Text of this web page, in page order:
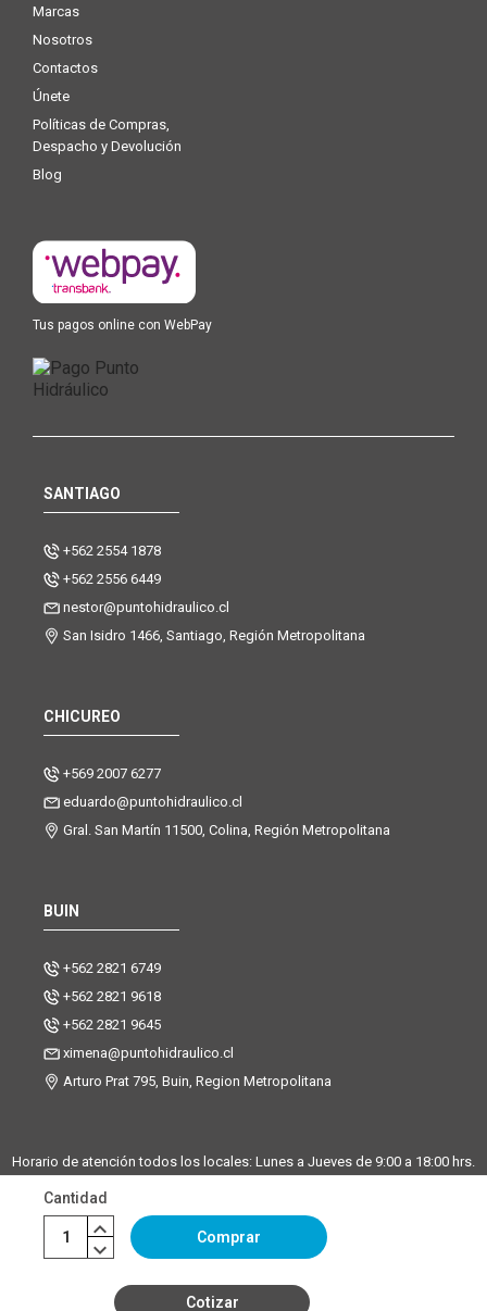
Cantidad
Comprar
Cotizar
Marcas
Nosotros
Contactos
Únete
Políticas de Compras,
Despacho y Devolución
Blog
Tus pagos online con WebPay
SANTIAGO
+562 2554 1878
+562 2556 6449
nestor@puntohidraulico.cl
San Isidro 1466, Santiago, Región Metropolitana
CHICUREO
+569 2007 6277
eduardo@puntohidraulico.cl
Gral. San Martín 11500, Colina, Región Metropolitana
BUIN
+562 2821 6749
+562 2821 9618
+562 2821 9645
ximena@puntohidraulico.cl
Arturo Prat 795, Buin, Region Metropolitana
Horario de atención todos los locales: Lunes a Jueves de 9:00 a 18:00 hrs.
Desde octubre hasta febrero, trabajamos los sábados de 9:00 a 13:00
horas en la sucursal Buin. La sucursal de Santiago y Chicureo
permanecerá cerrada los sábados.